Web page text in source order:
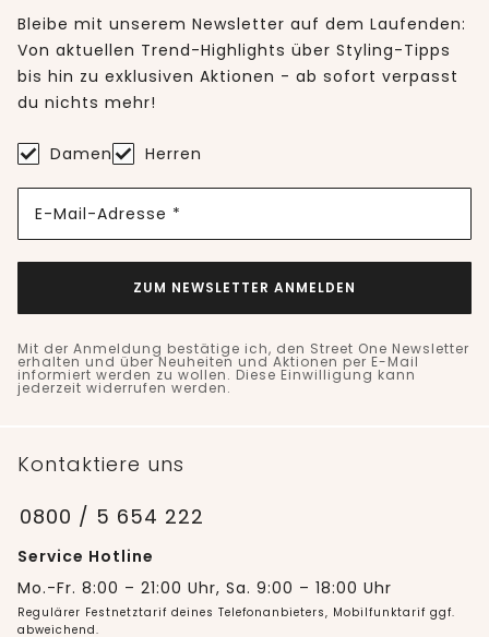
Bleibe mit unserem Newsletter auf dem Laufenden:
Von aktuellen Trend-Highlights über Styling-Tipps
bis hin zu exklusiven Aktionen - ab sofort verpasst
du nichts mehr!
Damen Herren
E-Mail-Adresse *
ZUM NEWSLETTER ANMELDEN
Mit der Anmeldung bestätige ich, den Street One Newsletter
erhalten und über Neuheiten und Aktionen per E-Mail
informiert werden zu wollen. Diese Einwilligung kann
jederzeit widerrufen werden.
Kontaktiere uns
0800 / 5 654 222
Service Hotline
Mo.-Fr. 8:00 – 21:00 Uhr, Sa. 9:00 – 18:00 Uhr
Regulärer Festnetztarif deines Telefonanbieters, Mobilfunktarif ggf.
abweichend.